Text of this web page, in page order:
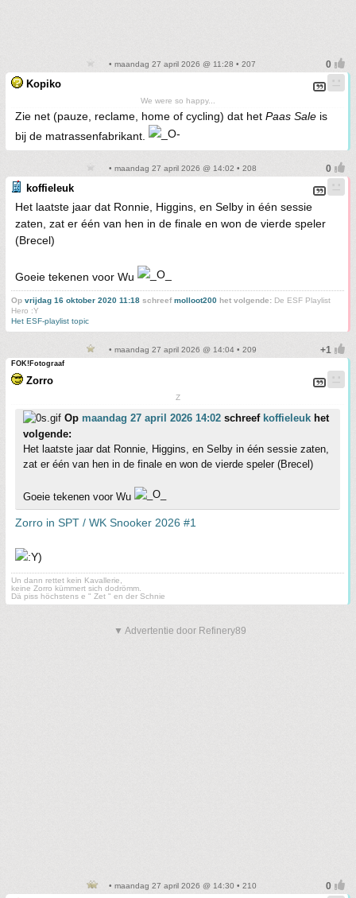
• maandag 27 april 2026 @ 11:28 • 207
Kopiko
We were so happy...
Zie net (pauze, reclame, home of cycling) dat het Paas Sale is
bij de matrassenfabrikant.
• maandag 27 april 2026 @ 14:02 • 208
koffieleuk
Het laatste jaar dat Ronnie, Higgins, en Selby in één sessie
zaten, zat er één van hen in de finale en won de vierde speler
(Brecel)
Goeie tekenen voor Wu
Op vrijdag 16 oktober 2020 11:18 schreefmolloot200 het volgende: De ESF Playlist
Hero :Y
Het ESF-playlist topic
• maandag 27 april 2026 @ 14:04 • 209
FOK!Fotograaf
Zorro
Z
Op maandag 27 april 2026 14:02 schreef koffieleuk het
volgende:
Het laatste jaar dat Ronnie, Higgins, en Selby in één sessie zaten,
zat er één van hen in de finale en won de vierde speler (Brecel)
Goeie tekenen voor Wu
Zorro in SPT / WK Snooker 2026 #1
Un dann rettet kein Kavallerie,
keine Zorro kümmert sich dodrömm.
Dä piss höchstens e " Zet " en der Schnie
▼ Advertentie door Refinery89
• maandag 27 april 2026 @ 14:30 • 210